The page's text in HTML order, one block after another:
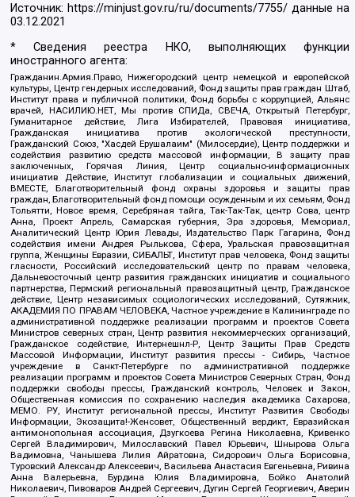
Источник: https://minjust.gov.ru/ru/documents/7755/ данные на
03.12.2021
* Сведения реестра НКО, выполняющих функции
иностранного агента:
Гражданин.Армия.Право, Нижегородский центр немецкой и европейской
культуры, Центр гендерных исследований, Фонд защиты прав граждан Штаб,
Институт права и публичной политики, Фонд борьбы с коррупцией, Альянс
врачей, НАСИЛИЮ.НЕТ, Мы против СПИДа, СВЕЧА, Открытый Петербург,
Гуманитарное действие, Лига Избирателей, Правовая инициатива,
Гражданская инициатива против экологической преступности,
Гражданский Союз, "Хасдей Ерушалаим" (Милосердие), Центр поддержки и
содействия развитию средств массовой информации, В защиту прав
заключенных, Горячая Линия, Центр социально-информационных
инициатив Действие, Институт глобализации и социальных движений,
ВМЕСТЕ, Благотворительный фонд охраны здоровья и защиты прав
граждан, Благотворительный фонд помощи осужденным и их семьям, Фонд
Тольятти, Новое время, Серебряная тайга, Так-Так-Так, центр Сова, центр
Анна, Проект Апрель, Самарская губерния, Эра здоровья, Мемориал,
Аналитический Центр Юрия Левады, Издательство Парк Гагарина, Фонд
содействия имени Андрея Рылькова, Сфера, Уральская правозащитная
группа, Женщины Евразии, СИБАЛЬТ, Институт прав человека, Фонд защиты
гласности, Российский исследовательский центр по правам человека,
Дальневосточный центр развития гражданских инициатив и социального
партнерства, Пермский региональный правозащитный центр, Гражданское
действие, Центр независимых социологических исследований, Сутяжник,
АКАДЕМИЯ ПО ПРАВАМ ЧЕЛОВЕКА, Частное учреждение в Калининграде по
административной поддержке реализации программ и проектов Совета
Министров северных стран, Центр развития некоммерческих организаций,
Гражданское содействие, Интернешнл-Р, Центр Защиты Прав Средств
Массовой Информации, Институт развития прессы - Сибирь, Частное
учреждение в Санкт-Петербурге по административной поддержке
реализации программ и проектов Совета Министров Северных Стран, Фонд
поддержки свободы прессы, Гражданский контроль, Человек и Закон,
Общественная комиссия по сохранению наследия академика Сахарова,
МЕМО. РУ, Институт региональной прессы, Институт Развития Свободы
Информации, Экозащита!-Женсовет, Общественный вердикт, Евразийская
антимонопольная ассоциация, Дзугкоева Регина Николаевна, Кривенко
Сергей Владимирович, Милославский Павел Юрьевич, Шнырова Ольга
Вадимовна, Чанышева Лилия Айратовна, Сидорович Ольга Борисовна,
Туровский Александр Алексеевич, Васильева Анастасия Евгеньевна, Ривина
Анна Валерьевна, Бурдина Юлия Владимировна, Бойко Анатолий
Николаевич, Пивоваров Андрей Сергеевич, Дугин Сергей Георгиевич, Аверин